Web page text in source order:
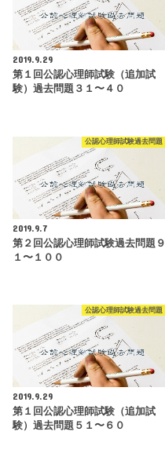
2019.9.29
第１回公認心理師試験（追加試
験）過去問題３１〜４０
公認心理師試験過去問題
2019.9.7
第２回公認心理師試験過去問題９
１〜１００
公認心理師試験過去問題
2019.9.29
第１回公認心理師試験（追加試
験）過去問題５１〜６０